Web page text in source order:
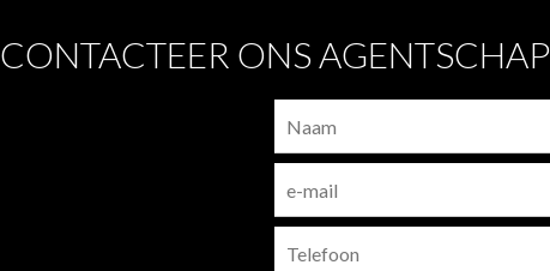
CONTACTEER ONS AGENTSCHAP